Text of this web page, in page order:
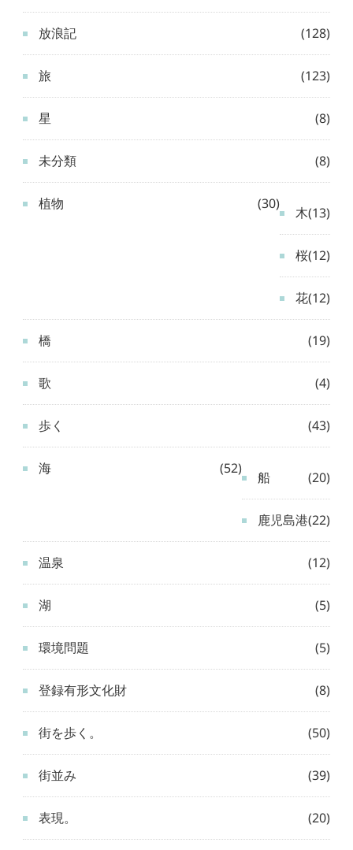
放浪記 (128)
旅 (123)
星 (8)
未分類 (8)
植物 (30)
木(13)
桜(12)
花(12)
橋 (19)
歌 (4)
歩く (43)
海 (52)
船 (20)
鹿児島港(22)
温泉 (12)
湖 (5)
環境問題 (5)
登録有形文化財 (8)
街を歩く。 (50)
街並み (39)
表現。 (20)